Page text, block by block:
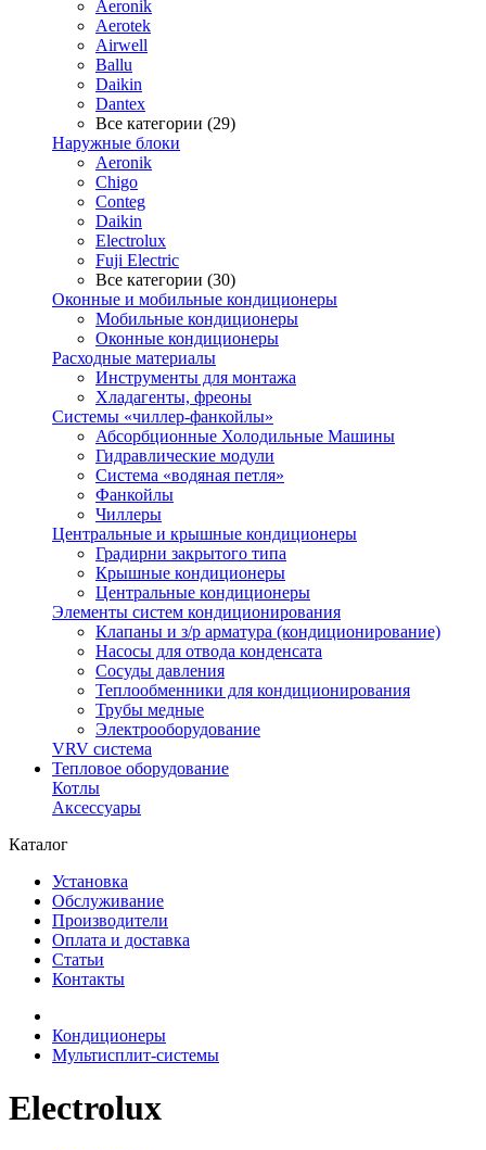
Aeronik
Aerotek
Airwell
Ballu
Daikin
Dantex
Все категории (29)
Наружные блоки
Aeronik
Chigo
Conteg
Daikin
Electrolux
Fuji Electric
Все категории (30)
Оконные и мобильные кондиционеры
Мобильные кондиционеры
Оконные кондиционеры
Расходные материалы
Инструменты для монтажа
Хладагенты, фреоны
Системы «чиллер-фанкойлы»
Абсорбционные Холодильные Машины
Гидравлические модули
Система «водяная петля»
Фанкойлы
Чиллеры
Центральные и крышные кондиционеры
Градирни закрытого типа
Крышные кондиционеры
Центральные кондиционеры
Элементы систем кондиционирования
Клапаны и з/р арматура (кондиционирование)
Насосы для отвода конденсата
Сосуды давления
Теплообменники для кондиционирования
Трубы медные
Электрооборудование
VRV система
Тепловое оборудование
Котлы
Аксессуары
Каталог
Установка
Обслуживание
Производители
Оплата и доставка
Статьи
Контакты
Кондиционеры
Мультисплит-системы
Electrolux